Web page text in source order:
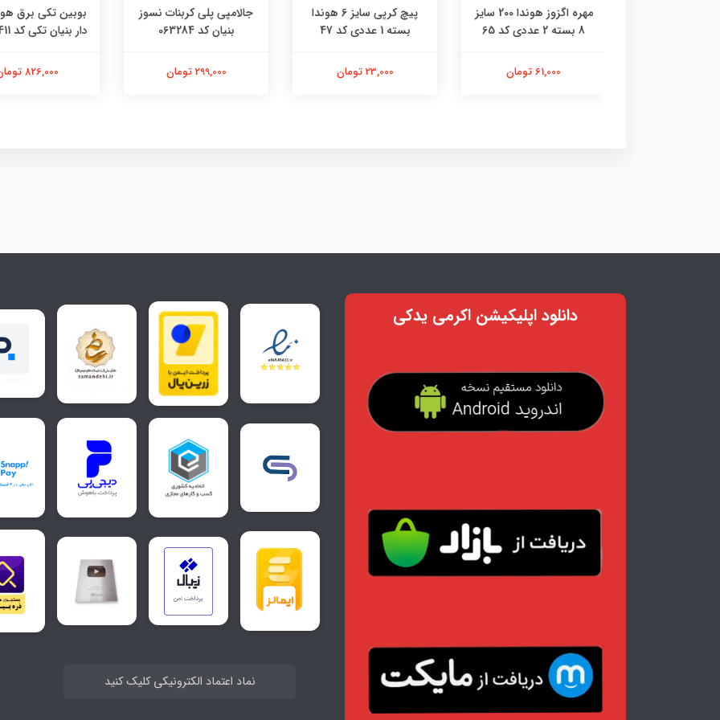
پیچ کرپی سایز 6 هوندا
بسته 1 عددی کد 47
23,000 تومان
جالامپی پلی کربنات نسوز
بنیان کد 063284
299,000 تومان
بوبین تکی برق هوندا پایه
دار بنیان تکی کد 46052411
826,000 تومان
چسب دوقلو
191,000 تومان
دانلود اپلیکیشن اکرمی یدکی
نماد اعتماد الکترونیکی کلیک کنید